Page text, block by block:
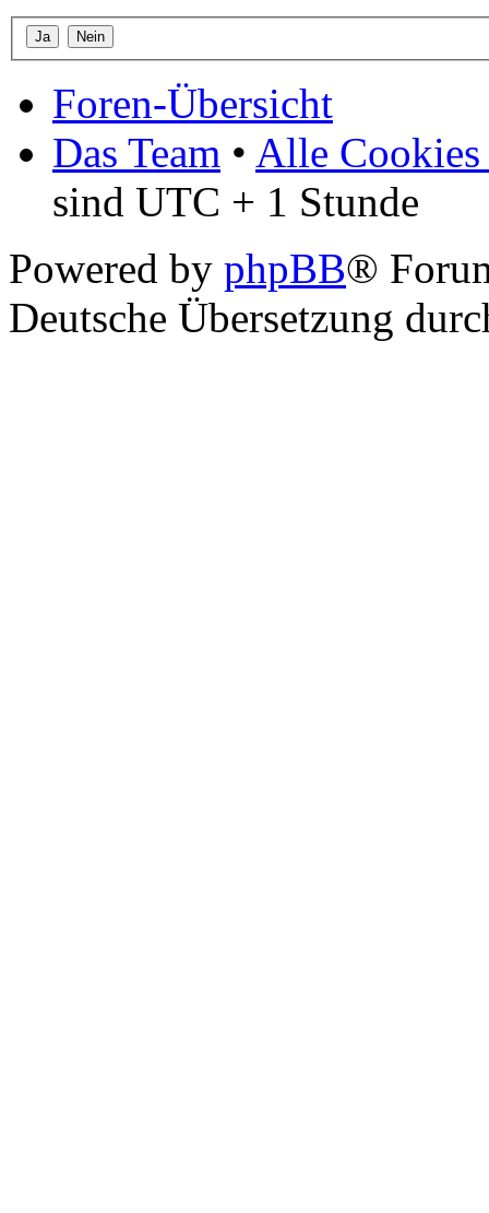
Foren-Übersicht
Das Team • Alle Cookies
sind UTC + 1 Stunde
Powered by phpBB®
Deutsche Übersetzung